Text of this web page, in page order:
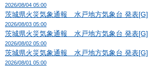
2026/08/04 05:00
茨城県火災気象通報 水戸地方気象台 発表[G]
2026/08/03 05:00
茨城県火災気象通報 水戸地方気象台 発表[G]
2026/08/02 05:00
茨城県火災気象通報 水戸地方気象台 発表[G]
2026/08/01 05:00